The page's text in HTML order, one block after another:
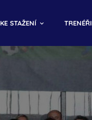
KE STAŽENÍ TRENÉŘI